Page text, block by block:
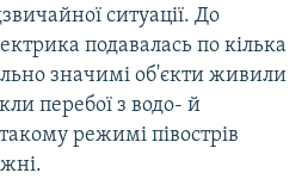
ситуації. До
подавалась по кілька
значимі об'єкти живили
перебої з водо- й
режимі півострів